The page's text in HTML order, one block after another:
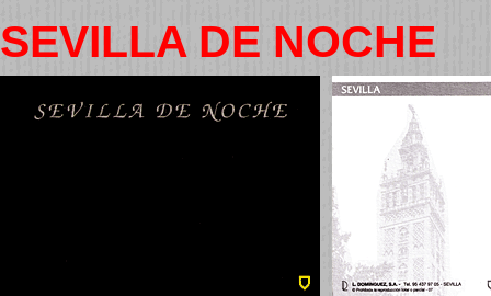
SEVILLA DE NOCHE